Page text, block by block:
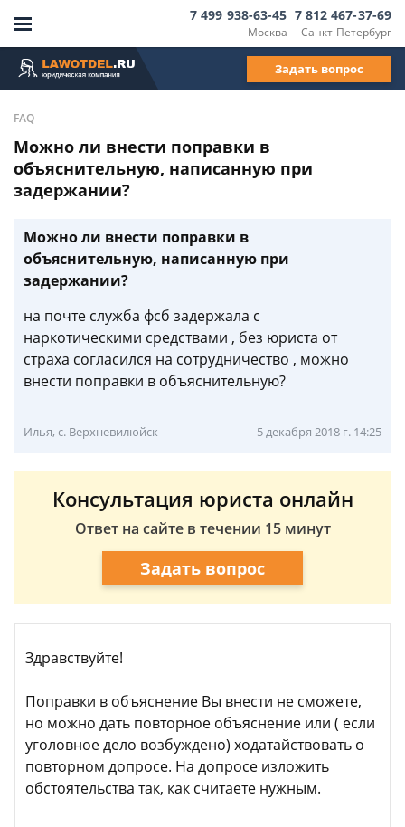
Москва
7 499 938-63-45
Санкт-Петербург
7 812 467-37-69
Задать вопрос
FAQ
Можно ли внести поправки в
объяснительную, написанную при
задержании?
Можно ли внести поправки в
объяснительную, написанную при
задержании?
на почте служба фсб задержала с
наркотическими средствами , без юриста от
страха согласился на сотрудничество , можно
внести поправки в объяснительную?
Илья, с. Верхневилюйск 5 декабря 2018 г. 14:25
Консультация юриста онлайн
Ответ на сайте в течении 15 минут
Задать вопрос
Здравствуйте!
Поправки в объяснение Вы внести не сможете,
но можно дать повторное объяснение или ( если
уголовное дело возбуждено) ходатайствовать о
повторном допросе. На допросе изложить
обстоятельства так, как считаете нужным.